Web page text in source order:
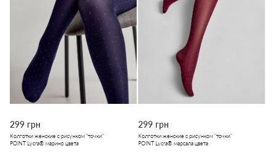
299 грн
Колготки женские с рисунком "точки"
POINT Lycra® марино цвета
299 грн
Колготки женские с рисунком "точки"
POINT Lycra® марсала цвета